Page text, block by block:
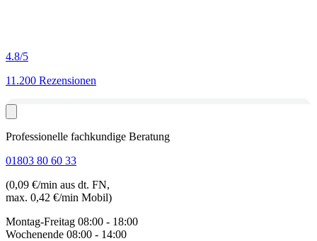
4.8/5
11.200 Rezensionen
Professionelle fachkundige Beratung
01803 80 60 33
(0,09 €/min aus dt. FN,
max. 0,42 €/min Mobil)
Montag-Freitag 08:00 - 18:00
Wochenende 08:00 - 14:00